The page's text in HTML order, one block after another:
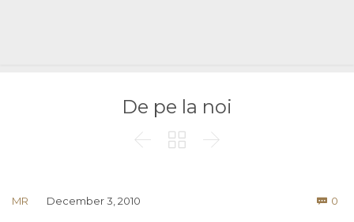
De pe la noi
  
MR December 3, 2010  0